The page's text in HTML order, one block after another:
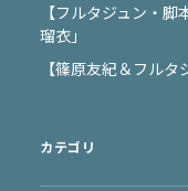
【フルタジュン・
瑠衣」
【篠原友紀＆フルタ
カテゴリ